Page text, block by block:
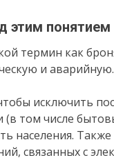
этим понятием
термин как
и аварийную.
исключить
(в том числе
населения.
связанных с